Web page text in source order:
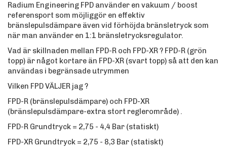
Radium Engineering FPD använder en vakuum / boost
referensport som möjliggör en effektiv
bränslepulsdämpare även vid förhöjda bränsletryck som
när man använder en 1:1 bränsletrycksregulator.
Vad är skillnaden mellan FPD-R och FPD-XR ? FPD-R (grön
topp) är något kortare än FPD-XR (svart topp) så att den kan
användas i begränsade utrymmen
Vilken FPD VÄLJER jag ?
FPD-R (bränslepulsdämpare) och FPD-XR
(bränslepulsdämpare-extra stort reglerområde) .
FPD-R Grundtryck = 2,75 - 4,4 Bar (statiskt)
FPD-XR Grundtryck = 2,75 - 8,3 Bar (statiskt)